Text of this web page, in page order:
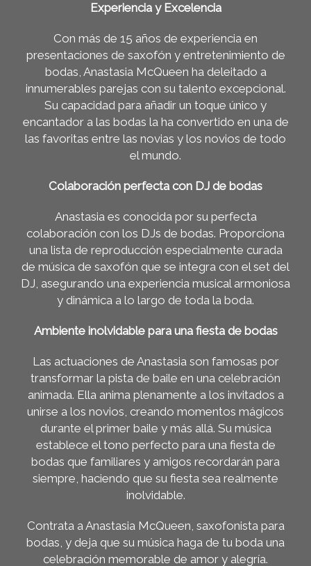
Experiencia y Excelencia
Con más de 15 años de experiencia en
presentaciones de saxofón y entretenimiento de
bodas, Anastasia McQueen ha deleitado a
innumerables parejas con su talento excepcional.
Su capacidad para añadir un toque único y
encantador a las bodas la ha convertido en una de
las favoritas entre las novias y los novios de todo
el mundo.
Colaboración perfecta con DJ de bodas
Anastasia es conocida por su perfecta
colaboración con los DJs de bodas. Proporciona
una lista de reproducción especialmente curada
de música de saxofón que se integra con el set del
DJ, asegurando una experiencia musical armoniosa
y dinámica a lo largo de toda la boda.
Ambiente inolvidable para una fiesta de bodas
Las actuaciones de Anastasia son famosas por
transformar la pista de baile en una celebración
animada. Ella anima plenamente a los invitados a
unirse a los novios, creando momentos mágicos
durante el primer baile y más allá. Su música
establece el tono perfecto para una fiesta de
bodas que familiares y amigos recordarán para
siempre, haciendo que su fiesta sea realmente
inolvidable.
Contrata a Anastasia McQueen, saxofonista para
bodas, y deja que su música haga de tu boda una
celebración memorable de amor y alegría.